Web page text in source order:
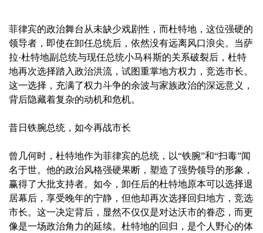
菲律宾的政治舞台从未缺少戏剧性，而杜特地，这位强硬的
领导者，即使在卸任总统后，依然没有远离风口浪尖。当萨
拉·杜特地副总统与现任总统小马科斯的关系破裂后，杜特
地再次选择踏入政治洪流，试图重掌地方权力，竞选市长。
这一选择，充满了权力斗争的余波与家族政治的深远意义，
背后隐藏着复杂的动机和危机。
昔日铁腕总统，如今再战市长
曾几何时，杜特地作为菲律宾的总统，以“铁腕”和“扫毒”闻
名于世。他的政治风格强硬果断，塑造了强势领导的形象，
赢得了大批支持者。如今，卸任后的杜特地原本可以选择退
居幕后，享受晚年的宁静，但他却再次选择回归地方，竞选
市长。这一决定背后，显然不仅仅是对达沃市的眷恋，而更
像是一场政治角力的延续。杜特地的回归，是个人野心的体